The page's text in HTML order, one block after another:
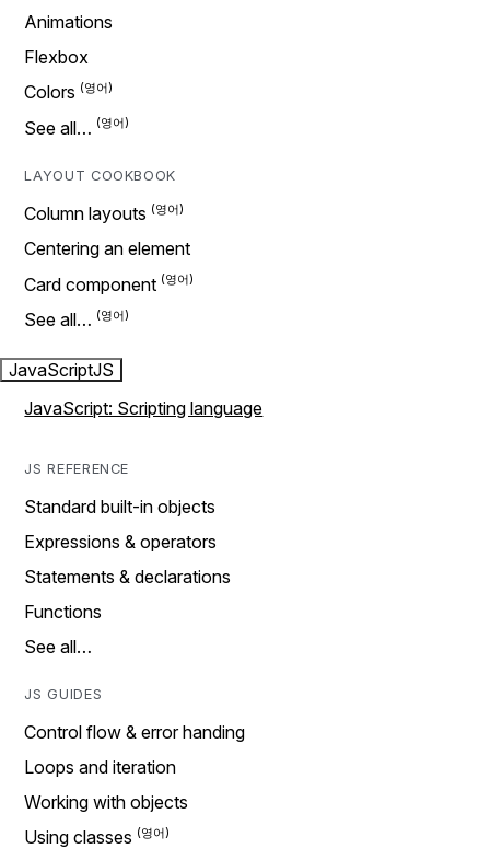
Animations
Flexbox
Colors
See all…
LAYOUT COOKBOOK
Column layouts
Centering an element
Card component
See all…
JavaScriptJS
JavaScript: Scripting language
JS REFERENCE
Standard built-in objects
Expressions & operators
Statements & declarations
Functions
See all…
JS GUIDES
Control flow & error handing
Loops and iteration
Working with objects
Using classes